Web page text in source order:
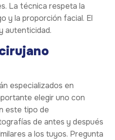
La técnica respeta la
y la proporción facial. El
autenticidad.
especializados en
elegir uno con
este tipo de
de antes y después
a los tuyos. Pregunta